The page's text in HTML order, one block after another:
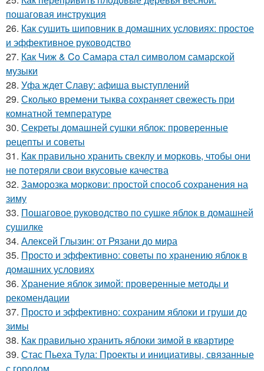
пошаговая инструкция
26. Как сушить шиповник в домашних условиях: простое
и эффективное руководство
27. Как Чиж & Co Самара стал символом самарской
музыки
28. Уфа ждет Славу: афиша выступлений
29. Сколько времени тыква сохраняет свежесть при
комнатной температуре
30. Секреты домашней сушки яблок: проверенные
рецепты и советы
31. Как правильно хранить свеклу и морковь, чтобы они
не потеряли свои вкусовые качества
32. Заморозка моркови: простой способ сохранения на
зиму
33. Пошаговое руководство по сушке яблок в домашней
сушилке
34. Алексей Глызин: от Рязани до мира
35. Просто и эффективно: советы по хранению яблок в
домашних условиях
36. Хранение яблок зимой: проверенные методы и
рекомендации
37. Просто и эффективно: сохраним яблоки и груши до
зимы
38. Как правильно хранить яблоки зимой в квартире
39. Стас Пьеха Тула: Проекты и инициативы, связанные
с городом